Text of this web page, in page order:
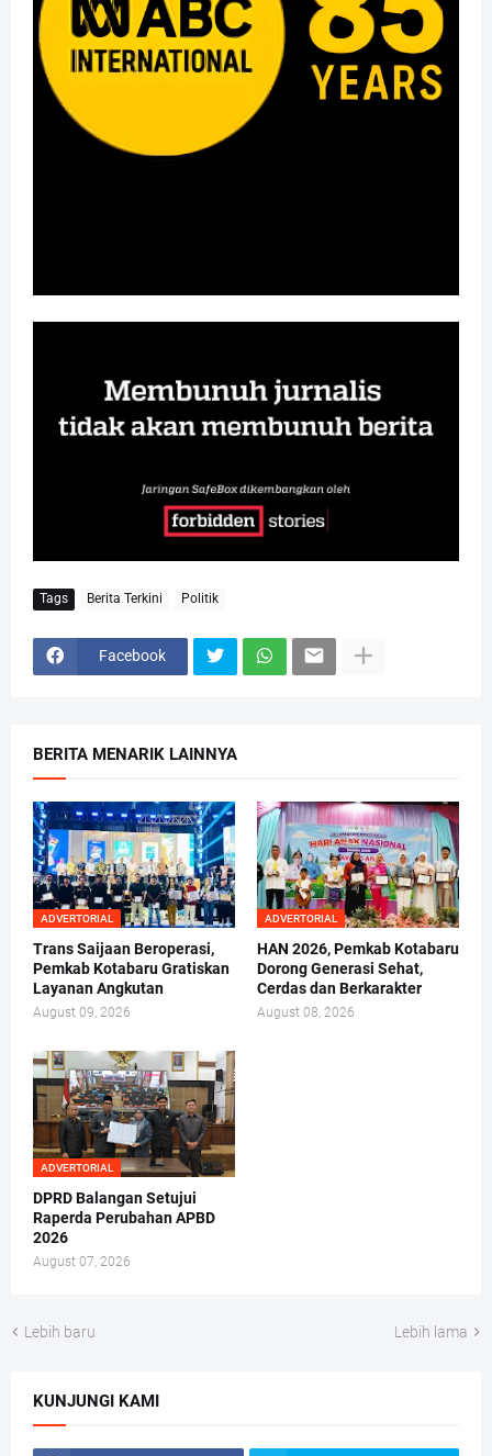
Tags Berita Terkini Politik
Facebook
BERITA MENARIK LAINNYA
ADVERTORIAL
Trans Saijaan Beroperasi,
Pemkab Kotabaru Gratiskan
Layanan Angkutan
August 09, 2026
ADVERTORIAL
HAN 2026, Pemkab Kotabaru
Dorong Generasi Sehat,
Cerdas dan Berkarakter
August 08, 2026
ADVERTORIAL
DPRD Balangan Setujui
Raperda Perubahan APBD
2026
August 07, 2026
Lebih baru Lebih lama
KUNJUNGI KAMI